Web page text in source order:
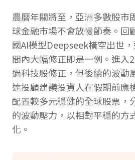
農曆年關將至，亞洲多數股市
球金融市場不會放慢節奏。回
國AI模型Deepseek橫空出世
間內大幅修正即是一例。進入
過科技股修正，但後續的波動
達投顧建議投資人在假期前應
配置較多元穩健的全球股票，
的波動壓力，以相對平穩的方
化。